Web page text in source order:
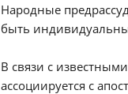
Народные
быть
В связи с
ассоциируется с